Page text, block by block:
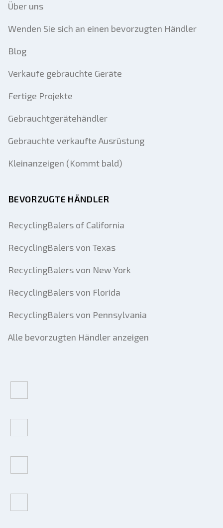
Über uns
Wenden Sie sich an einen bevorzugten Händler
Blog
Verkaufe gebrauchte Geräte
Fertige Projekte
Gebrauchtgerätehändler
Gebrauchte verkaufte Ausrüstung
Kleinanzeigen (Kommt bald)
BEVORZUGTE HÄNDLER
RecyclingBalers of California
RecyclingBalers von Texas
RecyclingBalers von New York
RecyclingBalers von Florida
RecyclingBalers von Pennsylvania
Alle bevorzugten Händler anzeigen